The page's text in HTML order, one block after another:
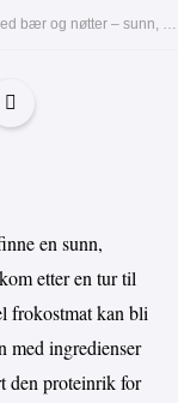
en sunn,
etter en tur til
frokostmat kan bli
med ingredienser
den proteinrik for